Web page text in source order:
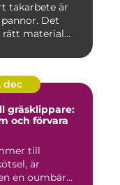
takarbete är
Det
material...
dec
gräsklippare:
och förvara
till
är
en oumbär...